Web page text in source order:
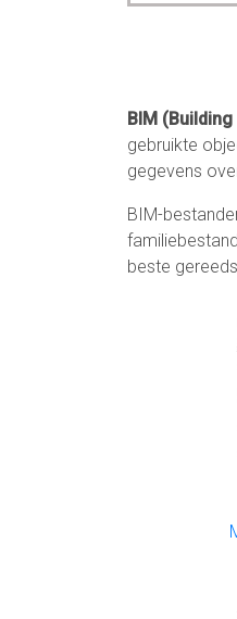
BIM
gebruikte
gegevens
BIM-
beste